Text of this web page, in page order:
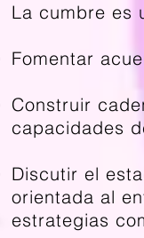
La cumbre es
Fomentar
Construir
capacidades
Discutir el
orientada al
estrategias